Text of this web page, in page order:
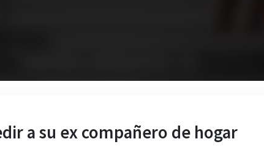
a su ex compañero de hogar